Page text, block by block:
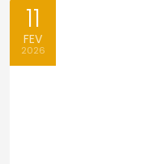
11
FEV
2026